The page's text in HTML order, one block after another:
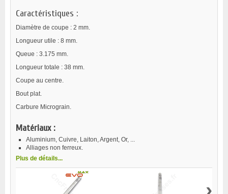
Caractéristiques :
Diamètre de coupe : 2 mm.
Longueur utile : 8 mm.
Queue : 3.175 mm.
Longueur totale : 38 mm.
Coupe au centre.
Bout plat.
Carbure Micrograin.
Matériaux :
Aluminium, Cuivre, Laiton, Argent, Or, ...
Alliages non ferreux.
Plus de détails...
›